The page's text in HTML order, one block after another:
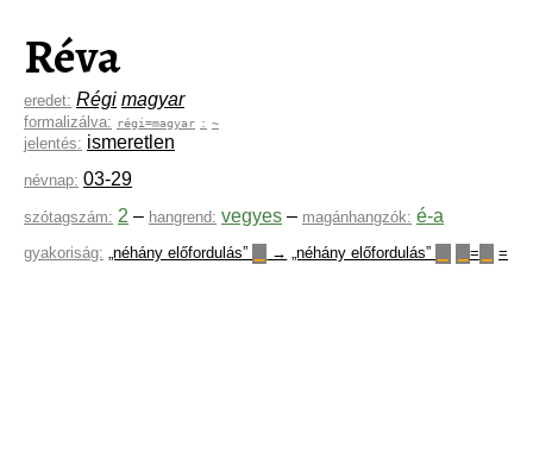
Réva
eredet: Régi magyar
formalizálva: régi=magyar : ~
jelentés: ismeretlen
névnap: 03-29
szótagszám: 2 – hangrend: vegyes – magánhangzók: é-a
gyakoriság: „néhány előfordulás” → „néhány előfordulás” = =